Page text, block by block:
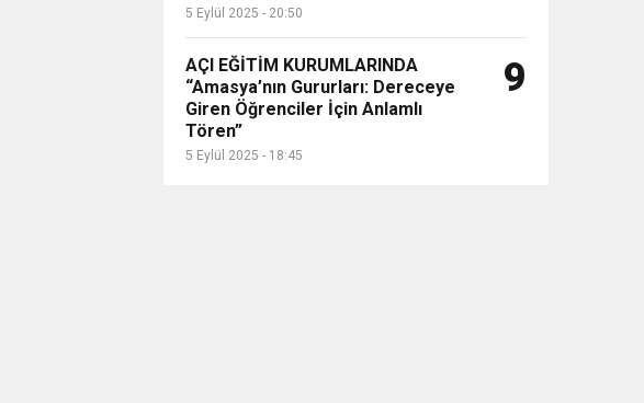
5 Eylül 2025 - 20:50
AÇI EĞİTİM KURUMLARINDA
“Amasya’nın Gururları: Dereceye
Giren Öğrenciler İçin Anlamlı
Tören”
5 Eylül 2025 - 18:45
9